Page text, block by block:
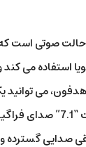
صوتی است که
استفاده می
می توانید
انتخاب کنید. حالت
صدایی گسترده